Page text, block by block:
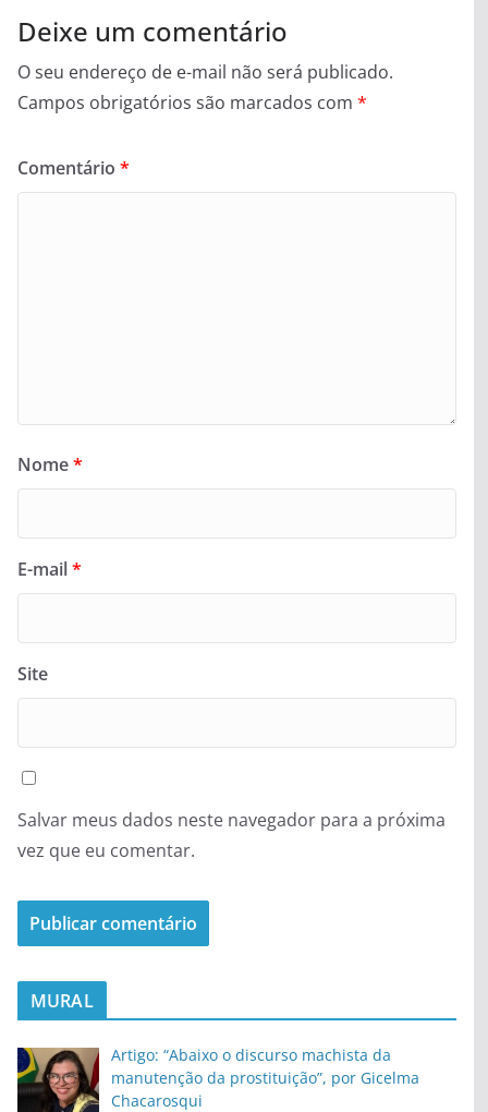
Deixe um comentário
O seu endereço de e-mail não será publicado.
Campos obrigatórios são marcados com *
Comentário *
Nome*
E-mail*
Site
Salvar meus dados neste navegador para a próxima
vez que eu comentar.
MURAL
Artigo: “Abaixo o discurso machista da
manutenção da prostituição”, por Gicelma
Chacarosqui